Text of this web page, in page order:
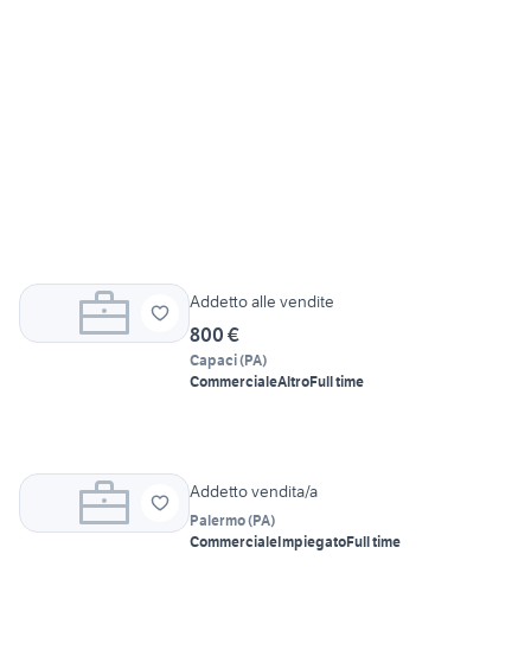
Addetto alle vendite
800 €
Capaci(PA)
CommercialeAltroFull time
Addetto vendita/a
Palermo(PA)
CommercialeImpiegatoFull time